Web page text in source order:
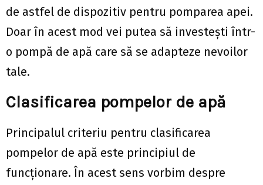
de astfel de dispozitiv pentru pomparea apei.
Doar în acest mod vei putea să investești într-
o pompă de apă care să se adapteze nevoilor
tale.
Clasificarea pompelor de apă
Principalul criteriu pentru clasificarea
pompelor de apă este principiul de
funcționare. În acest sens vorbim despre